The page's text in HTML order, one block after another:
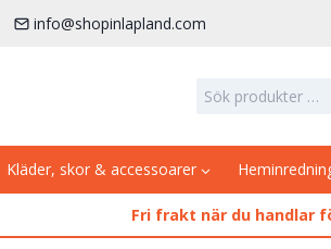
info@shopinlapland.com
Sök
Kläder, skor & accessoarer
Fri frakt när du handlar